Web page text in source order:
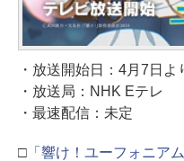
・放送開始日：4月7日よ
・放送局：NHK Eテレ
・最速配信：未定
□ 「響け！ユーフォニア